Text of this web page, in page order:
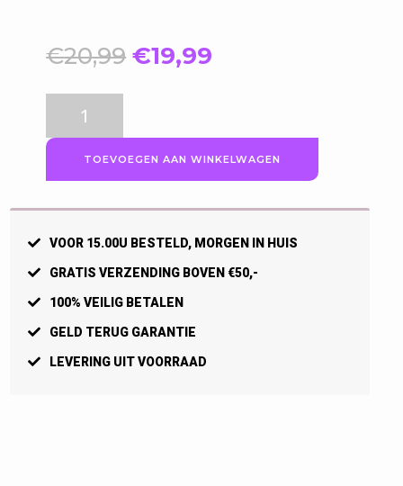
€20,99 Oorspronkelijke
prijs
€19,99
Zonneklep,
wit
TOEVOEGEN AAN WINKELWAGEN
VOOR 15.00U BESTELD, MORGEN IN HUIS
GRATIS VERZENDING BOVEN €50,-
100% VEILIG BETALEN
GELD TERUG GARANTIE
LEVERING UIT VOORRAAD